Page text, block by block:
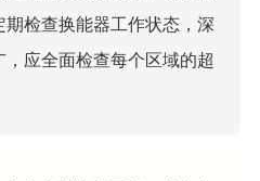
检查换能器工作状态，深
应全面检查每个区域的超